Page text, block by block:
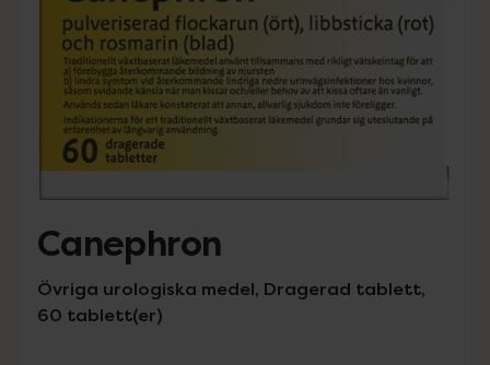
Canephron
Övriga urologiska medel, Dragerad tablett,
60 tablett(er)